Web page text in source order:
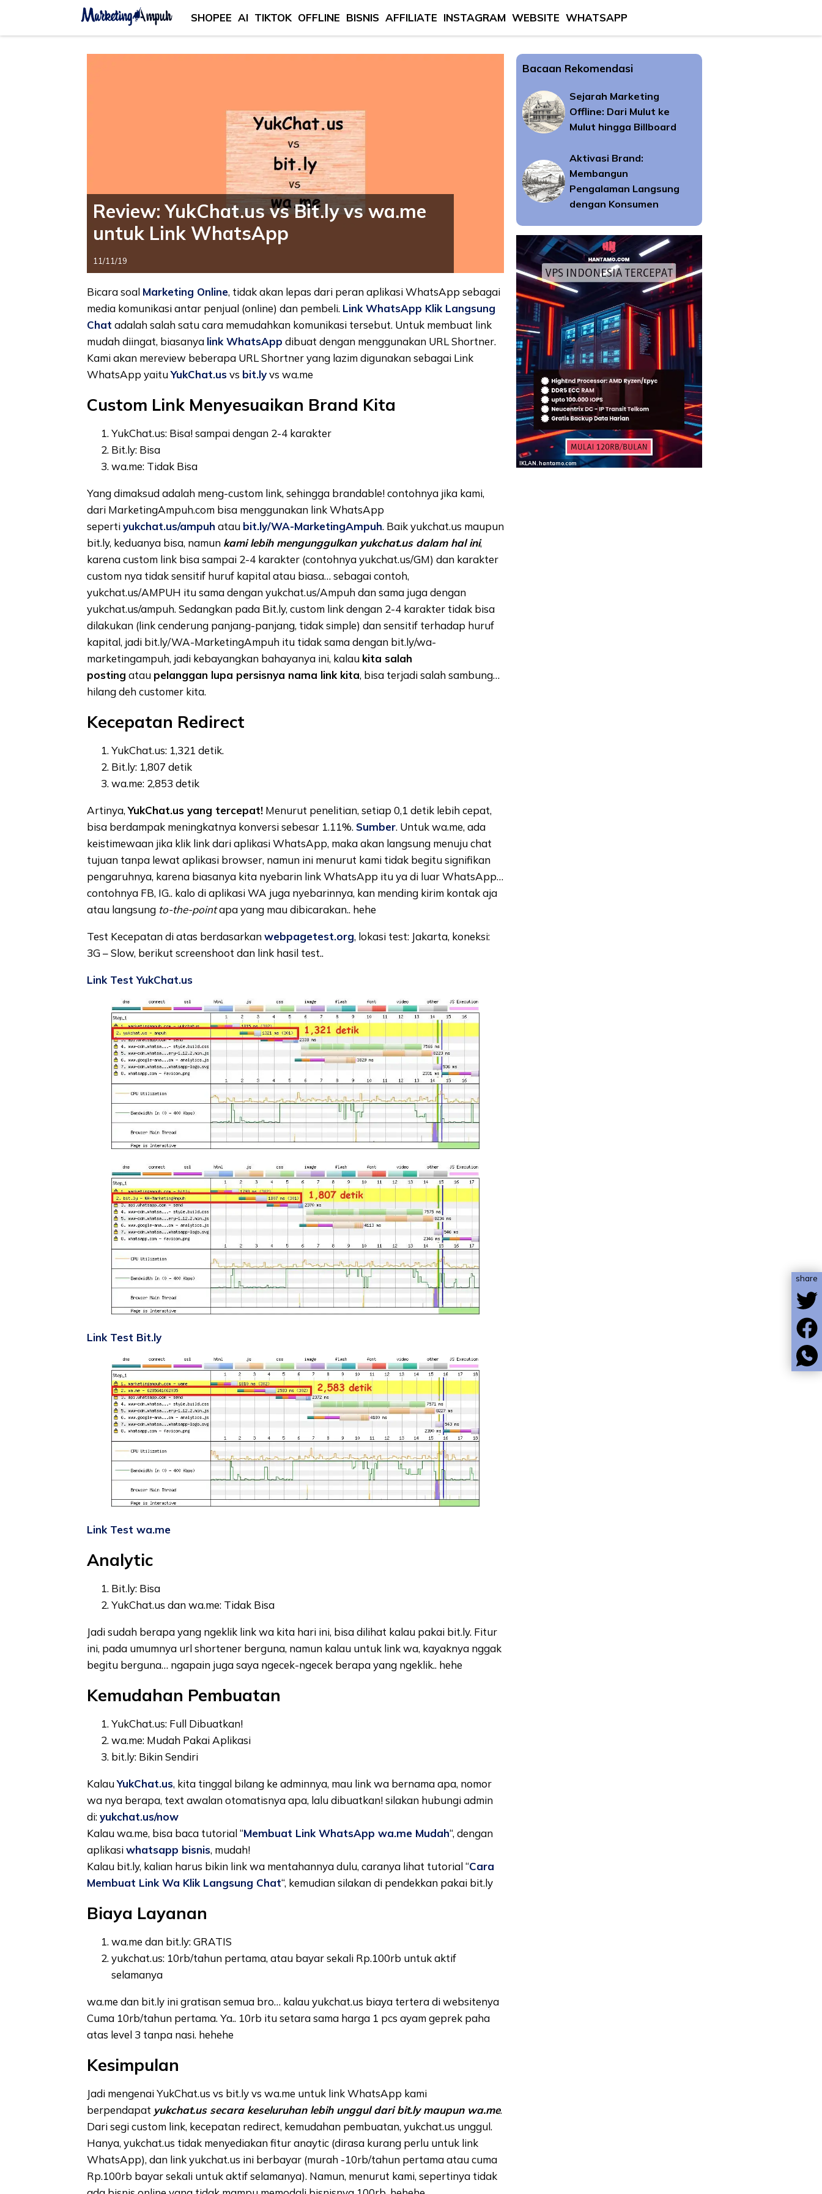
SHOPEE AI TIKTOK OFFLINE BISNIS AFFILIATE INSTAGRAM WEBSITE WHATSAPP
Review: YukChat.us vs Bit.ly vs wa.me
untuk Link WhatsApp
11/11/19
Bicara soal Marketing Online, tidak akan lepas dari peran aplikasi WhatsApp sebagai
media komunikasi antar penjual (online) dan pembeli. Link WhatsApp Klik Langsung
Chat adalah salah satu cara memudahkan komunikasi tersebut. Untuk membuat link
mudah diingat, biasanya link WhatsApp dibuat dengan menggunakan URL Shortner.
Kami akan mereview beberapa URL Shortner yang lazim digunakan sebagai Link
WhatsApp yaituYukChat.usvs bit.lyvs wa.me
Custom Link Menyesuaikan Brand Kita
YukChat.us: Bisa! sampai dengan 2-4 karakter
Bit.ly: Bisa
wa.me: Tidak Bisa
Yang dimaksud adalah meng-custom link, sehingga brandable! contohnya jika kami,
dari MarketingAmpuh.com bisa menggunakan link WhatsApp
sepertiyukchat.us/ampuh atau bit.ly/WA-MarketingAmpuh. Baik yukchat.us maupun
bit.ly, keduanya bisa, namun kami lebih mengunggulkan yukchat.us dalam hal ini,
karena custom link bisa sampai 2-4 karakter (contohnya yukchat.us/GM) dan karakter
custom nya tidak sensitif huruf kapital atau biasa… sebagai contoh,
yukchat.us/AMPUH itu sama dengan yukchat.us/Ampuh dan sama juga dengan
yukchat.us/ampuh. Sedangkan pada Bit.ly, custom link dengan 2-4 karakter tidak bisa
dilakukan (link cenderung panjang-panjang, tidak simple) dan sensitif terhadap huruf
kapital, jadi bit.ly/WA-MarketingAmpuh itu tidak sama dengan bit.ly/wa-
marketingampuh, jadi kebayangkan bahayanya ini, kalau kita salah
posting atau pelanggan lupa persisnya nama link kita, bisa terjadi salah sambung…
hilang deh customer kita.
Kecepatan Redirect
YukChat.us: 1,321 detik.
Bit.ly: 1,807 detik
wa.me: 2,853 detik
Artinya,YukChat.us yang tercepat! Menurut penelitian, setiap 0,1 detik lebih cepat,
bisa berdampak meningkatnya konversi sebesar 1.11%. Sumber. Untuk wa.me, ada
keistimewaan jika klik link dari aplikasi WhatsApp, maka akan langsung menuju chat
tujuan tanpa lewat aplikasi browser, namun ini menurut kami tidak begitu signifikan
pengaruhnya, karena biasanya kita nyebarin link WhatsApp itu ya di luar WhatsApp…
contohnya FB, IG.. kalo di aplikasi WA juga nyebarinnya, kan mending kirim kontak aja
atau langsung to-the-pointapa yang mau dibicarakan.. hehe
Test Kecepatan di atas berdasarkanwebpagetest.org, lokasi test: Jakarta, koneksi:
3G – Slow, berikut screenshoot dan link hasil test..
Link Test YukChat.us
Link Test Bit.ly
Link Test wa.me
Analytic
Bit.ly: Bisa
YukChat.us dan wa.me: Tidak Bisa
Jadi sudah berapa yang ngeklik link wa kita hari ini, bisa dilihat kalau pakai bit.ly. Fitur
ini, pada umumnya url shortener berguna, namun kalau untuk link wa, kayaknya nggak
begitu berguna… ngapain juga saya ngecek-ngecek berapa yang ngeklik.. hehe
Kemudahan Pembuatan
YukChat.us: Full Dibuatkan!
wa.me: Mudah Pakai Aplikasi
bit.ly: Bikin Sendiri
KalauYukChat.us, kita tinggal bilang ke adminnya, mau link wa bernama apa, nomor
wa nya berapa, text awalan otomatisnya apa, lalu dibuatkan! silakan hubungi admin
di:yukchat.us/now
Kalau wa.me, bisa baca tutorial “Membuat Link WhatsApp wa.me Mudah“, dengan
aplikasiwhatsapp bisnis, mudah!
Kalau bit.ly, kalian harus bikin link wa mentahannya dulu, caranya lihat tutorial “Cara
Membuat Link Wa Klik Langsung Chat“, kemudian silakan di pendekkan pakai bit.ly
Biaya Layanan
wa.me dan bit.ly: GRATIS
yukchat.us: 10rb/tahun pertama, atau bayar sekali Rp.100rb untuk aktif
selamanya
wa.me dan bit.ly ini gratisan semua bro… kalau yukchat.us biaya tertera di websitenya
Cuma 10rb/tahun pertama. Ya.. 10rb itu setara sama harga 1 pcs ayam geprek paha
atas level 3 tanpa nasi. hehehe
Kesimpulan
Jadi mengenai YukChat.us vs bit.ly vs wa.me untuk link WhatsApp kami
berpendapat yukchat.us secara keseluruhan lebih unggul dari bit.ly maupun wa.me.
Dari segi custom link, kecepatan redirect, kemudahan pembuatan, yukchat.us unggul.
Hanya, yukchat.us tidak menyediakan fitur anaytic (dirasa kurang perlu untuk link
WhatsApp), dan link yukchat.us ini berbayar (murah -10rb/tahun pertama atau cuma
Rp.100rb bayar sekali untuk aktif selamanya). Namun, menurut kami, sepertinya tidak
Bacaan Rekomendasi
Sejarah Marketing
Offline: Dari Mulut ke
Mulut hingga Billboard
Aktivasi Brand:
Membangun
Pengalaman Langsung
dengan Konsumen
IKLAN. hantamo.com
share